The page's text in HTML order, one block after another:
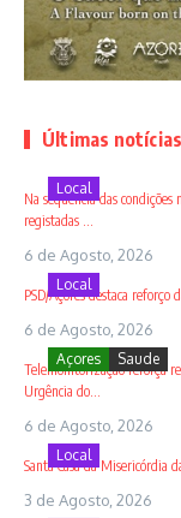
Últimas notícias
Local
Na sequência das
registadas ...
6 de Agosto, 2026
Local
PSD/Açores destaca
6 de Agosto, 2026
Açores Saude
Telemonitorização reforça
Urgência do...
6 de Agosto, 2026
Local
Santa Casa da Misericórdia
3 de Agosto, 2026